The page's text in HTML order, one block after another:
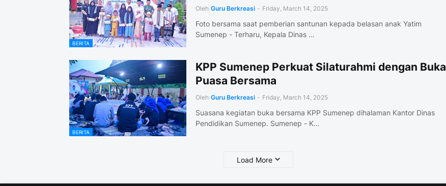
BERITA
Oleh Guru Berkreasi - Friday, March 14, 2025
Foto bersama saat pemberian santunan kepada belasan anak Yatim
Sumenep - Terharu, Kepala Dinas …
BERITA
KPP Sumenep Perkuat Silaturahmi dengan Buka
Puasa Bersama
Oleh Guru Berkreasi - Friday, March 14, 2025
Suasana kegiatan buka bersama KPP Sumenep dihalaman Kantor Dinas
Pendidikan Sumenep. Sumenep - K…
Load More